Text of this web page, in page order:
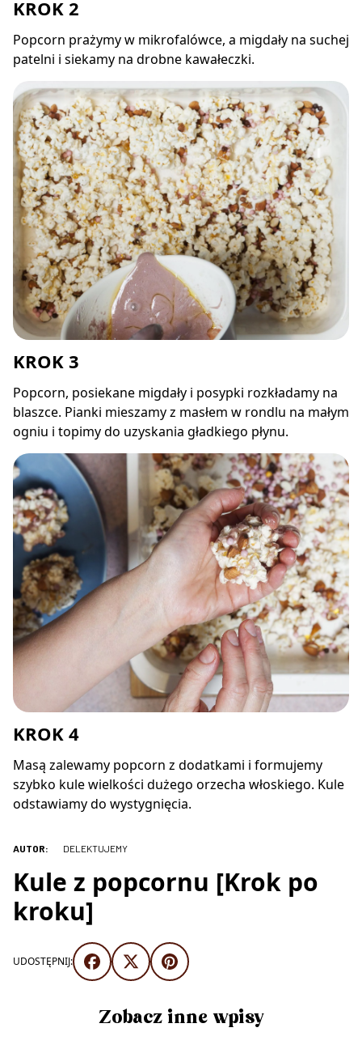
KROK 2
Popcorn prażymy w mikrofalówce, a migdały na suchej
patelni i siekamy na drobne kawałeczki.
KROK 3
Popcorn, posiekane migdały i posypki rozkładamy na
blaszce. Pianki mieszamy z masłem w rondlu na małym
ogniu i topimy do uzyskania gładkiego płynu.
KROK 4
Masą zalewamy popcorn z dodatkami i formujemy
szybko kule wielkości dużego orzecha włoskiego. Kule
odstawiamy do wystygnięcia.
AUTOR: DELEKTUJEMY
Kule z popcornu [Krok po
kroku]
UDOSTĘPNIJ:
Zobacz inne wpisy